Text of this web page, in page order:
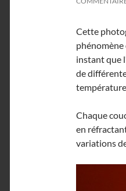
Cette
phénomène
instant que
de
Chaque
en
variations